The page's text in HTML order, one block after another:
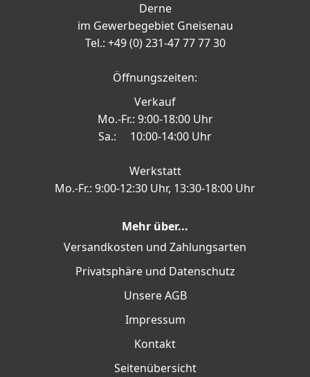
Derne
im Gewerbegebiet Gneisenau
Tel.: +49 (0) 231-47 77 77 30
Öffnungszeiten:
Verkauf
Mo.-Fr.: 9:00-18:00 Uhr
Sa.: 10:00-14:00 Uhr
Werkstatt
Mo.-Fr.: 9:00-12:30 Uhr, 13:30-18:00 Uhr
Mehr über...
Versandkosten und Zahlungsarten
Privatsphäre und Datenschutz
Unsere AGB
Impressum
Kontakt
Seitenübersicht